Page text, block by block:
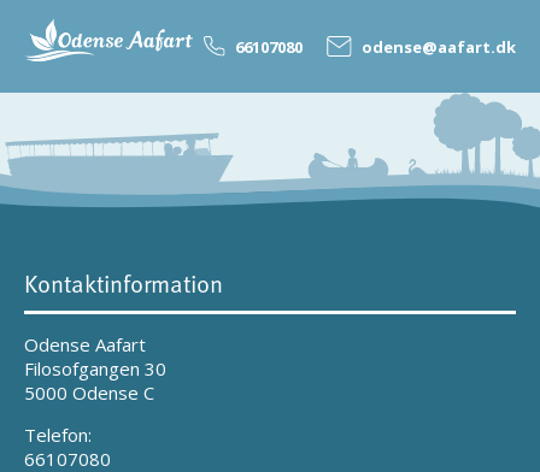
66107080 odense@aafart.dk
Kontaktinformation
Odense Aafart
Filosofgangen 30
5000 Odense C
Telefon:
66107080